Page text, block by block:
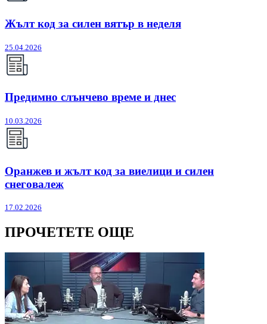
Жълт код за силен вятър в неделя
25.04.2026
Предимно слънчево време и днес
10.03.2026
Оранжев и жълт код за виелици и силен
снеговалеж
17.02.2026
ПРОЧЕТЕТЕ ОЩЕ